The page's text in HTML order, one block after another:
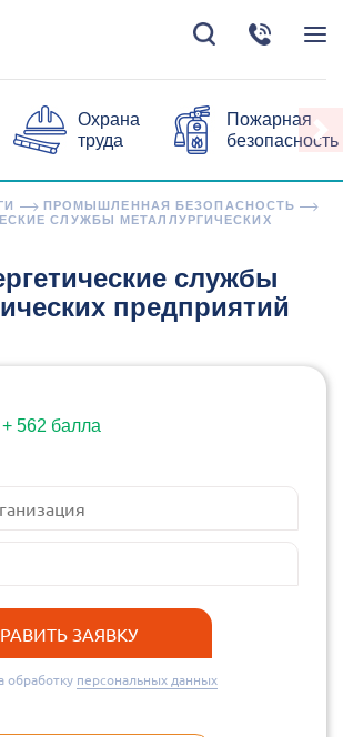
Охрана
труда
Пожарная
безопасность
ПРОМЫШЛЕННАЯ БЕЗОПАСНОСТЬ
СЛУЖБЫ МЕТАЛЛУРГИЧЕСКИХ
службы
предприятий
+ 562 балла
обработку персональных данных